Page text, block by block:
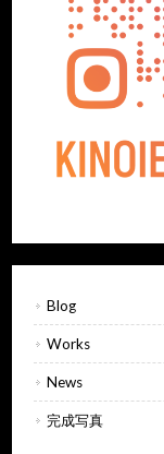
Blog
Works
News
完成写真